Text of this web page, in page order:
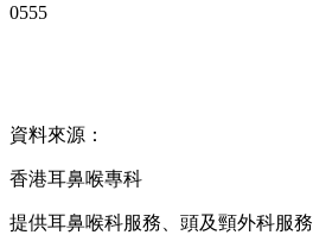
0555
資料來源：
香港耳鼻喉專科
提供耳鼻喉科服務、頭及頸外科服務